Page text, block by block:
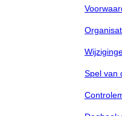
Spel van